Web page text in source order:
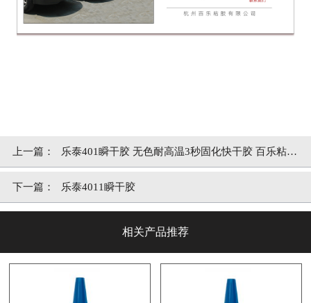
上一篇： 乐泰401瞬干胶 无色耐高温3秒固化快干胶 百乐粘胶
现货秒发
下一篇： 乐泰4011瞬干胶
相关产品推荐